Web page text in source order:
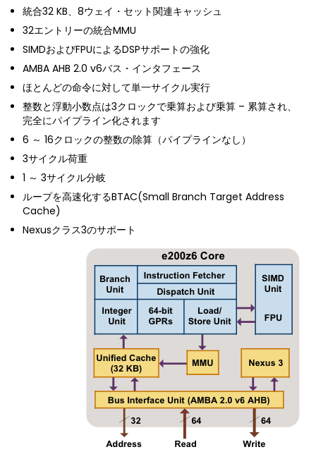
統合32 KB、8ウェイ・セット関連キャッシュ
32エントリーの統合MMU
SIMDおよびFPUによるDSPサポートの強化
AMBA AHB 2.0 v6バス・インタフェース
ほとんどの命令に対して単一サイクル実行
整数と浮動小数点は3クロックで乗算および乗算 – 累算され、
完全にパイプライン化されます
6 ～ 16クロックの整数の除算（パイプラインなし）
3サイクル荷重
1 ～ 3サイクル分岐
ループを高速化するBTAC(Small Branch Target Address
Cache)
Nexusクラス3のサポート